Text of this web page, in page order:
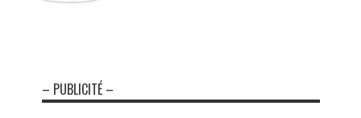
– PUBLICITÉ –